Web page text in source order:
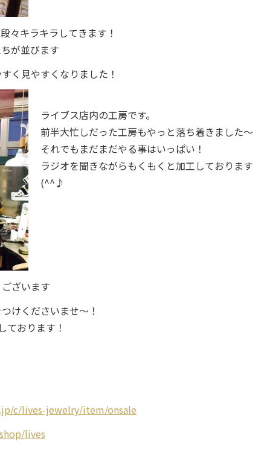
々キラキラしてきます！
が並びます
く見やすくなりました！
ライブス店内の工房です。
前半大忙しだった工房もやっと落ち着きました～
それでもまだまだやる事はいっぱい！
ラジオを聞きながらもくもくと加工しております
(^^♪
ざいます
けくださいませ～！
ております！
c/lives-jewelry/item/onsale
lives